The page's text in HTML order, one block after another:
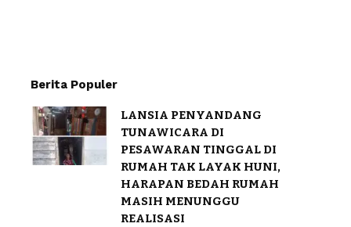
Berita Populer
LANSIA PENYANDANG
TUNAWICARA DI
PESAWARAN TINGGAL DI
RUMAH TAK LAYAK HUNI,
HARAPAN BEDAH RUMAH
MASIH MENUNGGU
REALISASI